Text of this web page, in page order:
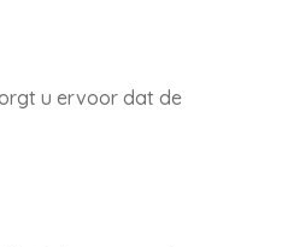
u ervoor dat de